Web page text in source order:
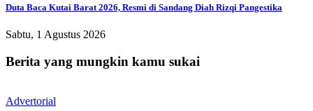
Duta Baca Kutai Barat 2026, Resmi di Sandang Diah Rizqi Pangestika
Sabtu, 1 Agustus 2026
Berita yang mungkin kamu sukai
Advertorial